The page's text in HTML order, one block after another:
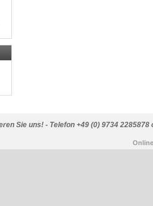
Sie uns! - Telefon +49 (0) 9734